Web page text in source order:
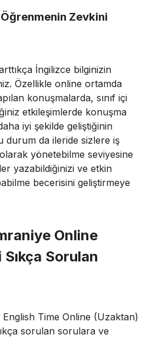
Zevkini
İngilizce bilginizin
Özellikle online ortamda
konuşmalarda, sınıf içi
etkileşimlerde konuşma
iyi şekilde geliştiğinin
durum da ileride sizlere iş
olarak yönetebilme seviyesine
yazabildiğinizi ve etkin
becerisini geliştirmeye
Online
Sorulan
English Time Online (Uzaktan)
sorulan sorulara ve